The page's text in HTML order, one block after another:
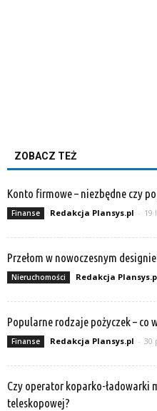
ZOBACZ TEŻ
Konto firmowe – niezbędne czy
Finanse Redakcja Plansys.pl - 19
Przełom w nowoczesnym
Nieruchomości Redakcja
Popularne rodzaje pożyczek – co
Finanse Redakcja Plansys.pl - 30
Czy operator koparko-ładowarki
teleskopowej?